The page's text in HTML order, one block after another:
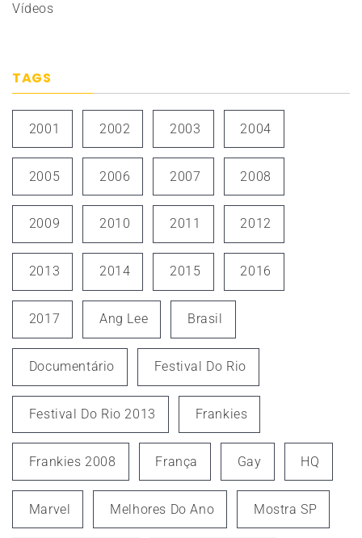
Vídeos
TAGS
2001 2002 2003 2004
2005 2006 2007 2008
2009 2010 2011 2012
2013 2014 2015 2016
2017 Ang Lee Brasil
Documentário Festival Do Rio
Festival Do Rio 2013 Frankies
Frankies 2008 França Gay HQ
Marvel Melhores Do Ano Mostra SP